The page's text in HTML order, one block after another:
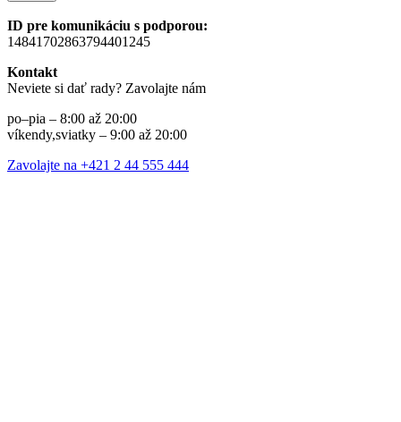
ID pre komunikáciu s podporou:
14841702863794401245
Kontakt
Neviete si dať rady? Zavolajte nám
po–pia – 8:00 až 20:00
víkendy,sviatky – 9:00 až 20:00
Zavolajte na +421 2 44 555 444